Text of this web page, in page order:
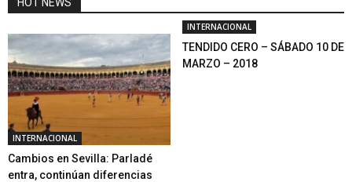
INTERNACIONAL
Cambios en Sevilla: Parladé
entra, continúan diferencias
INTERNACIONAL
TENDIDO CERO – SÁBADO 10 DE
MARZO – 2018